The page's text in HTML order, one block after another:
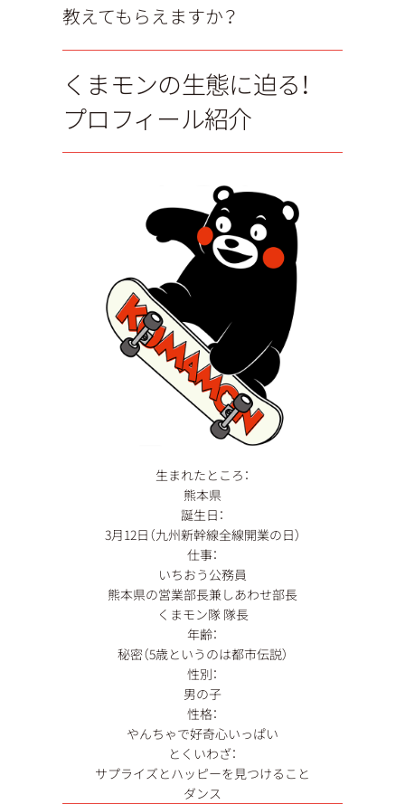
教えてもらえますか？
くまモンの生態に迫る！
プロフィール紹介
生まれたところ：
熊本県
誕生日：
3月12日（九州新幹線全線開業の日）
仕事：
いちおう公務員
熊本県の営業部長兼しあわせ部長
くまモン隊 隊長
年齢：
秘密（5歳というのは都市伝説）
性別：
男の子
性格：
やんちゃで好奇⼼いっぱい
とくいわざ：
サプライズとハッピーを見つけること
ダンス